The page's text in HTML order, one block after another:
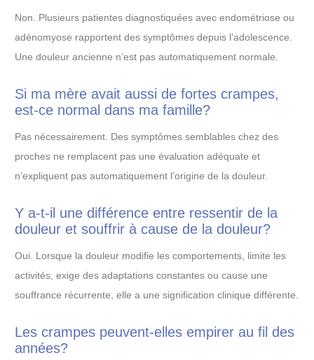
Non. Plusieurs patientes diagnostiquées avec endométriose ou
adénomyose rapportent des symptômes depuis l’adolescence.
Une douleur ancienne n’est pas automatiquement normale.
Si ma mère avait aussi de fortes crampes,
est-ce normal dans ma famille?
Pas nécessairement. Des symptômes semblables chez des
proches ne remplacent pas une évaluation adéquate et
n’expliquent pas automatiquement l’origine de la douleur.
Y a-t-il une différence entre ressentir de la
douleur et souffrir à cause de la douleur?
Oui. Lorsque la douleur modifie les comportements, limite les
activités, exige des adaptations constantes ou cause une
souffrance récurrente, elle a une signification clinique différente.
Les crampes peuvent-elles empirer au fil des
années?